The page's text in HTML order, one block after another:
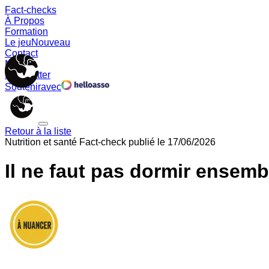
Fact-checks
À Propos
Formation
Le jeuNouveau
Contact
Memes
Newsletter
Souteniravec
Retour à la liste
Nutrition et santé Fact-check publié le 17/06/2026
Il ne faut pas dormir